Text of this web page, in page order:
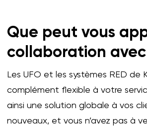
Que peut vous
collaboration avec
Les UFO et les systèmes RED de
complément flexible à votre
ainsi une solution globale à vos
nouveaux, et vous n’avez pas à